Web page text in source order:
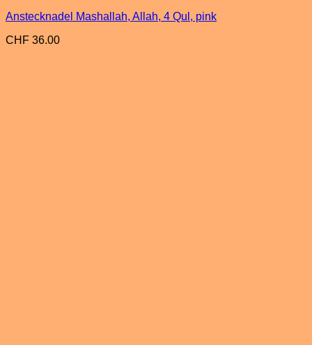
Anstecknadel Mashallah, Allah, 4 Qul, pink
CHF 36.00